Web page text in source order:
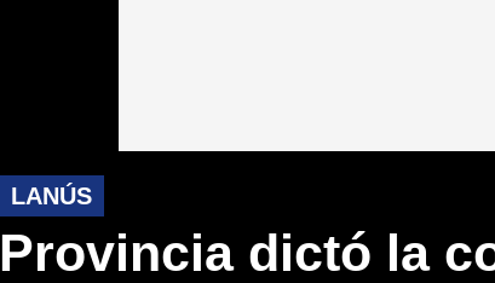
LANÚS
Provincia dictó la